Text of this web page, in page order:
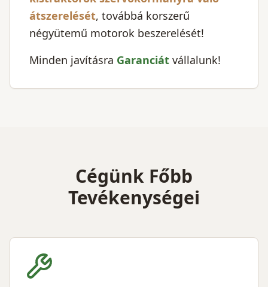
átszerelését, továbbá korszerű
négyütemű motorok beszerelését!
Minden javításra Garanciát vállalunk!
Cégünk Főbb
Tevékenységei